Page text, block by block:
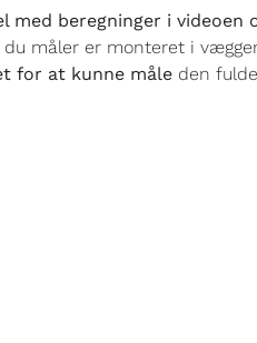
med beregninger i videoen
du måler er monteret i
for at kunne måle den